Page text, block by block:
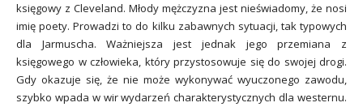
księgowy z Cleveland. Młody mężczyzna jest nieświadomy, że nosi
imię poety. Prowadzi to do kilku zabawnych sytuacji, tak typowych
dla Jarmuscha. Ważniejsza jest jednak jego przemiana z
księgowego w człowieka, który przystosowuje się do swojej drogi.
Gdy okazuje się, że nie może wykonywać wyuczonego zawodu,
szybko wpada w wir wydarzeń charakterystycznych dla westernu.